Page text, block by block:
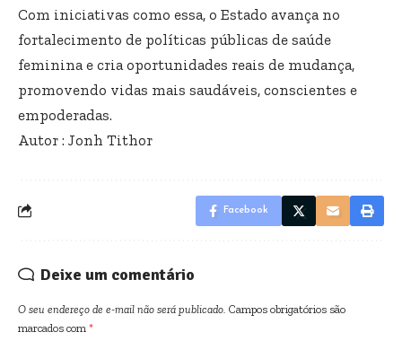
Com iniciativas como essa, o Estado avança no
fortalecimento de políticas públicas de saúde
feminina e cria oportunidades reais de mudança,
promovendo vidas mais saudáveis, conscientes e
empoderadas.
Autor : Jonh Tithor
Facebook
Deixe um comentário
O seu endereço de e-mail não será publicado. Campos obrigatórios são
marcados com *